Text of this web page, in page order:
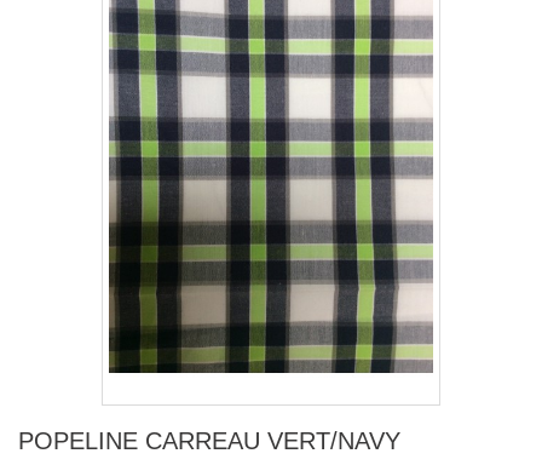
POPELINE CARREAU VERT/NAVY